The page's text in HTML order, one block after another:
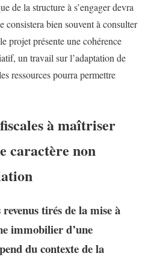
de la structure à s’engager devra
consistera bien souvent à consulter
projet présente une cohérence
un travail sur l’adaptation de
ressources pourra permettre
à maîtriser
caractère non
tirés de la mise à
immobilier d’une
du contexte de la